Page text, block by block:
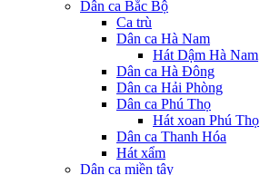
Dân ca Bắc Bộ
Ca trù
Dân ca Hà Nam
Hát Dậm Hà Nam
Dân ca Hà Đông
Dân ca Hải Phòng
Dân ca Phú Thọ
Hát xoan Phú Thọ
Dân ca Thanh Hóa
Hát xẩm
Dân ca miền tây